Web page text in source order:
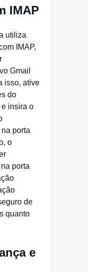
IMAP
utiliza
IMAP,
Gmail
isso, ative
do
insira o
porta
o
porta
de
quanto
e